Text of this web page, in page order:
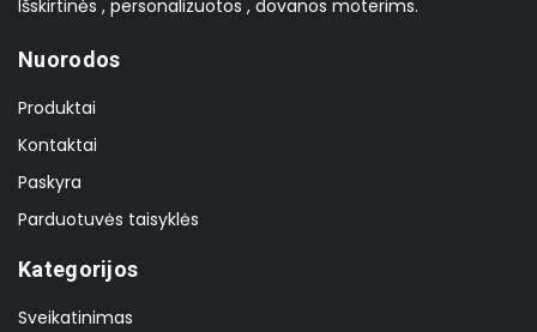
Išskirtinės , personalizuotos , dovanos moterims.
Nuorodos
Produktai
Kontaktai
Paskyra
Parduotuvės taisyklės
Kategorijos
Sveikatinimas